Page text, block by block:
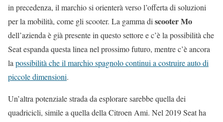
in precedenza, il marchio si orienterà verso l’offerta di soluzioni
per la mobilità, come gli scooter. La gamma di scooter Mo
dell’azienda è già presente in questo settore e c’è la possibilità che
Seat espanda questa linea nel prossimo futuro, mentre c’è ancora
la possibilità che il marchio spagnolo continui a costruire auto di
piccole dimensioni.
Un’altra potenziale strada da esplorare sarebbe quella dei
quadricicli, simile a quella della Citroen Ami. Nel 2019 Seat ha